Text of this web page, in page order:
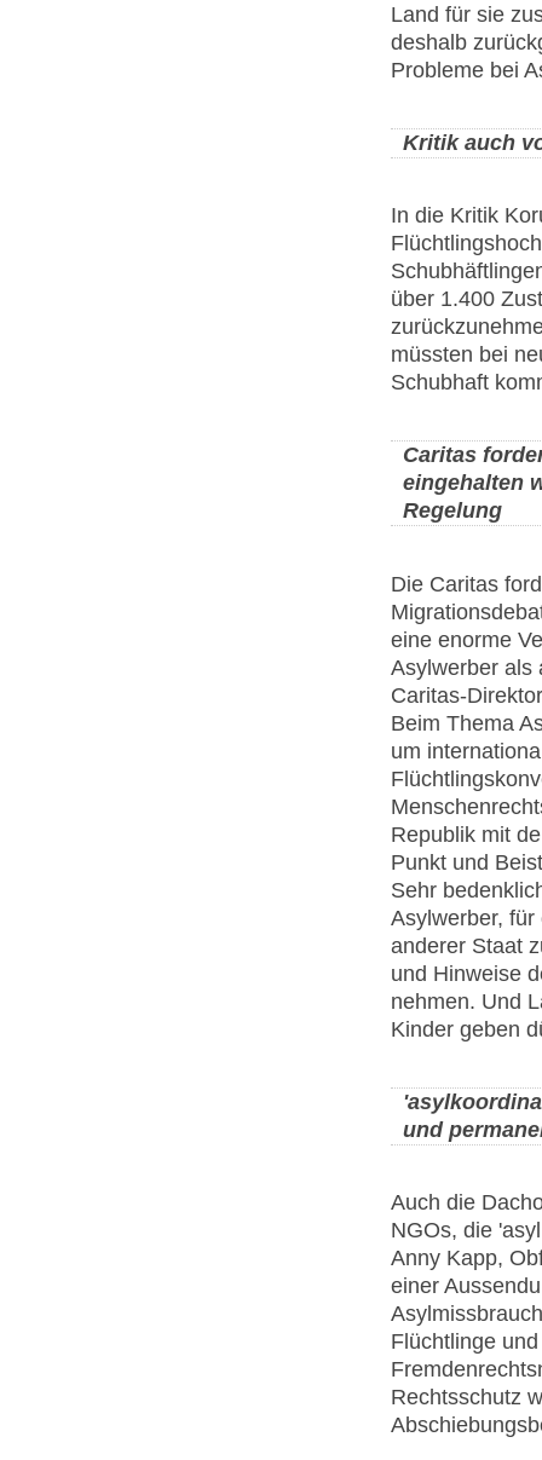
Land für sie
deshalb
Probleme bei
Kritik auch
In die Kritik
über 1.400
müssten bei
Schubhaft
Caritas
eingehalten
Regelung
Die Caritas
eine enorme
Asylwerber als
Caritas-
Beim Thema
um
Republik mit
Punkt und
Sehr
Asylwerber,
anderer Staat
und Hinweise
nehmen. Und
Kinder geben
und
Auch die
NGOs, die
Anny Kapp,
einer
Flüchtlinge
Rechtsschutz